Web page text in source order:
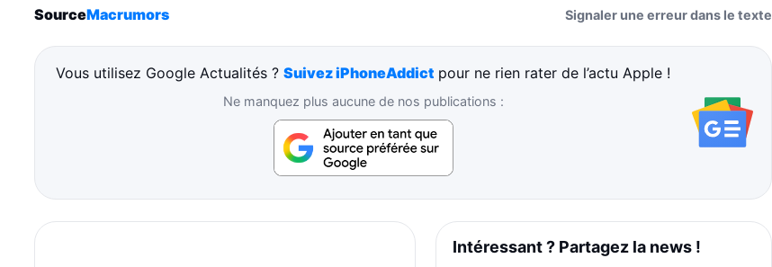
SourceMacrumors Signaler une erreur dans le texte
Vous utilisez Google Actualités ?Suivez iPhoneAddict pour ne rien rater de l’actu Apple !
Ne manquez plus aucune de nos publications :
Intéressant ? Partagez la news !